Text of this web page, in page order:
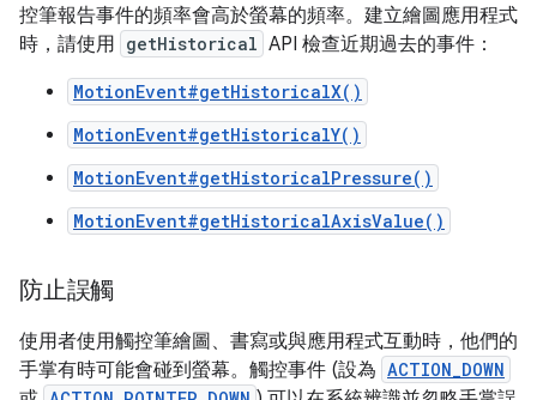
控筆報告事件的頻率會高於螢幕的頻率。建立繪圖應用程式
時，請使用 getHistorical API 檢查近期過去的事件：
MotionEvent#getHistoricalX()
MotionEvent#getHistoricalY()
MotionEvent#getHistoricalPressure()
MotionEvent#getHistoricalAxisValue()
防止誤觸
使用者使用觸控筆繪圖、書寫或與應用程式互動時，他們的
手掌有時可能會碰到螢幕。觸控事件 (設為 ACTION_DOWN